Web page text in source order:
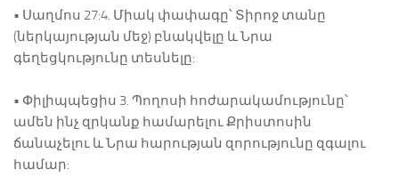
• Սաղմոս 27:4. Միակ փափագը՝ Տիրոջ տանը
(ներկայության մեջ) բնակվելը և Նրա
գեղեցկությունը տեսնելը:
• Փիլիպպեցիս 3. Պողոսի հոժարակամությունը՝
ամեն ինչ զրկանք համարելու Քրիստոսին
ճանաչելու և Նրա հարության զորությունը զգալու
համար: